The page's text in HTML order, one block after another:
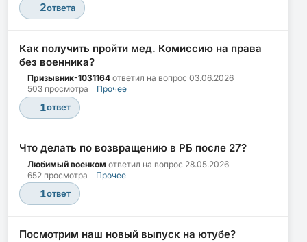
2ответа
Как получить пройти мед. Комиссию на права
без военника?
Призывник-1031164 ответил на вопрос 03.06.2026
503 просмотра
Прочее
1ответ
Что делать по возвращению в РБ после 27?
Любимый военком ответил на вопрос 28.05.2026
652 просмотра
Прочее
1ответ
Посмотрим наш новый выпуск на ютубе?